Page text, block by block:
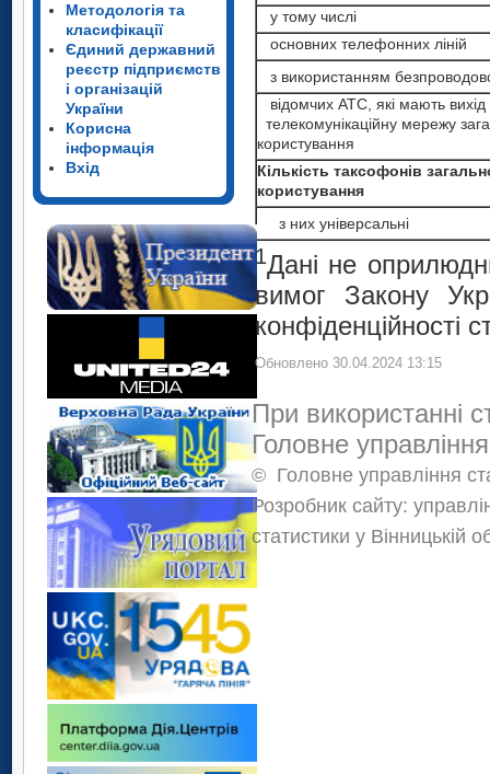
Методологія та
класифікації
Єдиний державний
реєстр підприємств
і організацій
України
Корисна
інформація
Вхід
у тому числі
основних телефонних ліній
з використанням
відомчих АТС, які мають вихід
телекомунікаційну мережу
користування
Кількість таксофонів
користування
з них універсальні
1Дані не
вимог Закону
конфіденційності
Обновлено 30.04.2024 13:15
При використанні
Головне
© Головне управління
Розробник сайту:
статистики у Вінницькій